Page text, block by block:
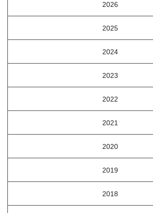
2026
2025
2024
2023
2022
2021
2020
2019
2018